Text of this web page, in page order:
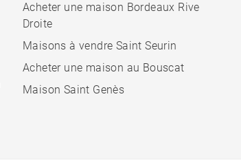
Acheter une maison Bordeaux Rive
Droite
Maisons à vendre Saint Seurin
Acheter une maison au Bouscat
Maison Saint Genès